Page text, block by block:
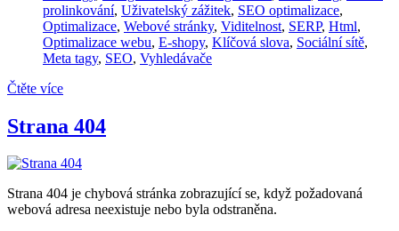
prolinkování, Uživatelský zážitek, SEO optimalizace,
Optimalizace, Webové stránky, Viditelnost, SERP, Html,
Optimalizace webu, E-shopy, Klíčová slova, Sociální sítě,
Meta tagy, SEO, Vyhledávače
Čtěte více
Strana 404
Strana 404 je chybová stránka zobrazující se, když požadovaná
webová adresa neexistuje nebo byla odstraněna.